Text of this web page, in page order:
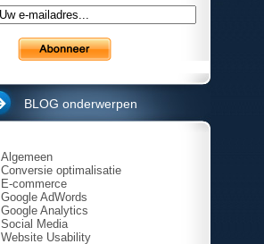
BLOG onderwerpen
Algemeen
Conversie optimalisatie
E-commerce
Google AdWords
Google Analytics
Social Media
Website Usability